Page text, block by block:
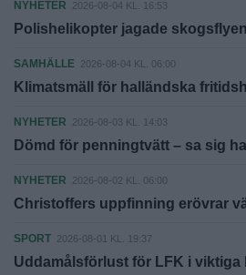
NYHETER 2026-08-04 KL. 16:53
Polishelikopter jagade
SAMHÄLLE 2026-08-04 KL. 06:00
Klimatsmäll för halländska
NYHETER 2026-08-03 KL. 14:03
Dömd för penningtvätt – sa sig
NYHETER 2026-08-02 KL. 06:00
Christoffers uppfinning erövrar
SPORT 2026-08-01 KL. 19:37
Uddamålsförlust för LFK i viktiga